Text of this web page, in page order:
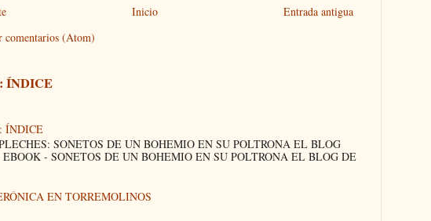
Entrada antigua
Inicio
comentarios (Atom)
ÍNDICE
ÍNDICE
SONETOS DE UN BOHEMIO EN SU POLTRONA EL BLOG
EBOOK - SONETOS DE UN BOHEMIO EN SU POLTRONA EL BLOG DE
EN TORREMOLINOS